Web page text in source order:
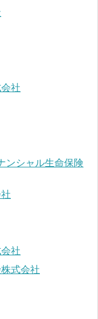
社
ンシャル生命保険
社
式会社